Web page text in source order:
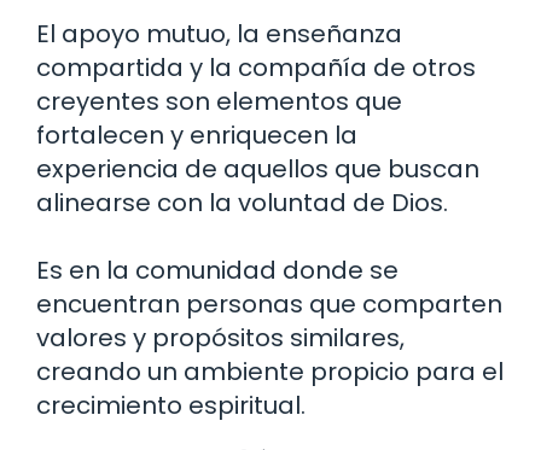
El apoyo mutuo, la enseñanza
compartida y la compañía de otros
creyentes son elementos que
fortalecen y enriquecen la
experiencia de aquellos que buscan
alinearse con la voluntad de Dios.
Es en la comunidad donde se
encuentran personas que comparten
valores y propósitos similares,
creando un ambiente propicio para el
crecimiento espiritual.